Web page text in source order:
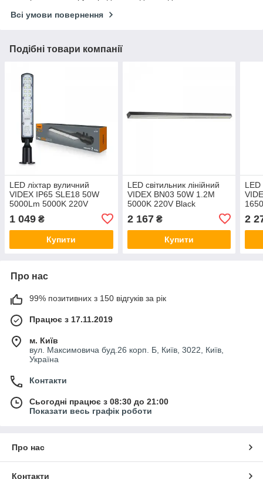
Всі умови повернення
Подібні товари компанії
LED ліхтар вуличний
VIDEX IP65 SLE18 50W
5000Lm 5000K 220V
1 049 ₴
Купити
LED світильник лінійний
VIDEX BN03 50W 1.2М
5000K 220V Black
2 167₴
Купити
LED
2
Про нас
99% позитивних з 150 відгуків за рік
Працює з 17.11.2019
м. Київ
вул. Максимовича буд.26 корп. Б, Київ, 3022, Київ,
Україна
Контакти
Сьогодні працює з 08:30 до 21:00
Показати весь графік роботи
Про нас
Контакти